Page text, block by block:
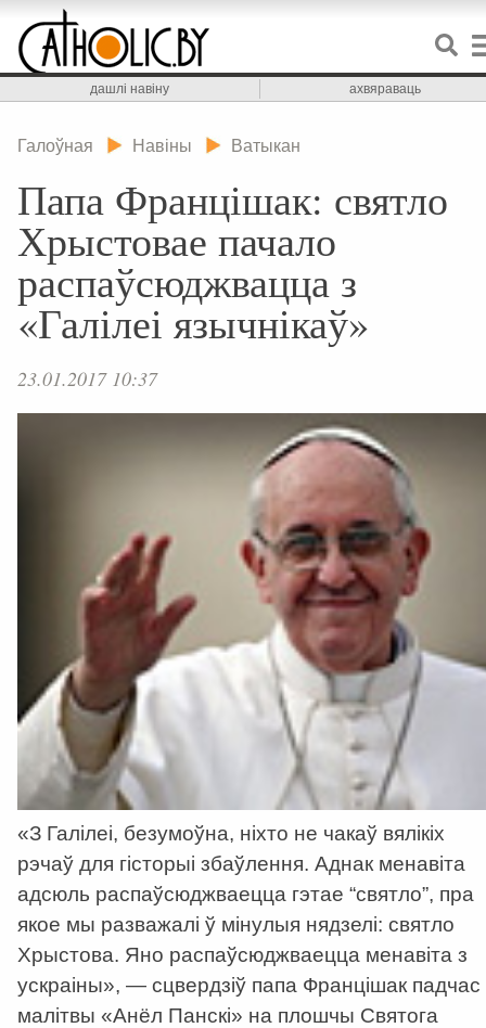
дашлі навіну ахвяраваць
Галоўная Навіны Ватыкан
Папа Францішак: святло
Хрыстовае пачало
распаўсюджвацца з
«Галілеі язычнікаў»
23.01.2017 10:37
«З Галілеі, безумоўна, ніхто не чакаў вялікіх
рэчаў для гісторыі збаўлення. Аднак менавіта
адсюль распаўсюджваецца гэтае “святло”, пра
якое мы разважалі ў мінулыя нядзелі: святло
Хрыстова. Яно распаўсюджваецца менавіта з
ускраіны», — сцвердзіў папа Францішак падчас
малітвы «Анёл Панскі» на плошчы Святога